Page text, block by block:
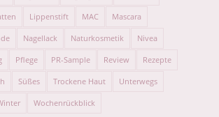
Lippenstift MAC Mascara
Nagellack Naturkosmetik Nivea
Pflege PR-Sample Review Rezepte
Süßes Trockene Haut Unterwegs
Wochenrückblick